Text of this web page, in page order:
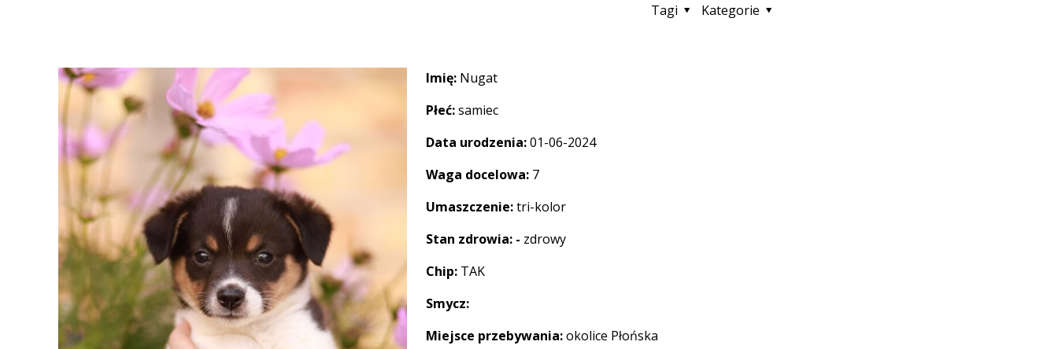
Kategorie
Tagi
Imię: Nugat
Płeć:samiec
Data urodzenia:01-06-2024
Waga docelowa: 7
Umaszczenie:tri-kolor
Stan zdrowia: - zdrowy
Chip: TAK
Smycz:
Miejsce przebywania:okolice Płońska